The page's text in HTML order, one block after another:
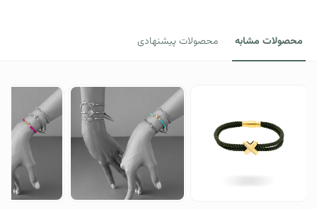
محصولات مشابه محصولات پیشنهادی